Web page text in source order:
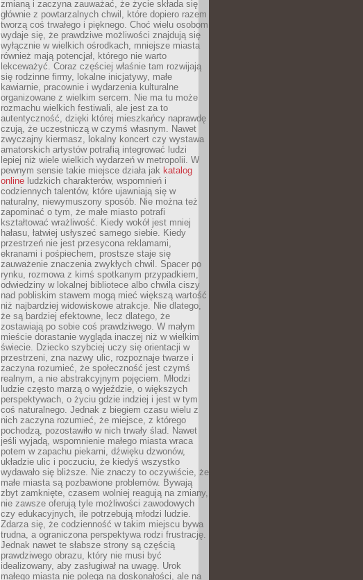
zmianą i zaczyna zauważać, że życie składa się
głównie z powtarzalnych chwil, które dopiero razem
tworzą coś trwałego i pięknego. Choć wielu osobom
wydaje się, że prawdziwe możliwości znajdują się
wyłącznie w wielkich ośrodkach, mniejsze miasta
również mają potencjał, którego nie warto
lekceważyć. Coraz częściej właśnie tam rozwijają
się rodzinne firmy, lokalne inicjatywy, małe
kawiarnie, pracownie i wydarzenia kulturalne
organizowane z wielkim sercem. Nie ma tu może
rozmachu wielkich festiwali, ale jest za to
autentyczność, dzięki której mieszkańcy naprawdę
czują, że uczestniczą w czymś własnym. Nawet
zwyczajny kiermasz, lokalny koncert czy wystawa
amatorskich artystów potrafią integrować ludzi
lepiej niż wiele wielkich wydarzeń w metropolii. W
pewnym sensie takie miejsce działa jak katalog
online ludzkich charakterów, wspomnień i
codziennych talentów, które ujawniają się w
naturalny, niewymuszony sposób. Nie można też
zapominać o tym, że małe miasto potrafi
kształtować wrażliwość. Kiedy wokół jest mniej
hałasu, łatwiej usłyszeć samego siebie. Kiedy
przestrzeń nie jest przesycona reklamami,
ekranami i pośpiechem, prostsze staje się
zauważenie znaczenia zwykłych chwil. Spacer po
rynku, rozmowa z kimś spotkanym przypadkiem,
odwiedziny w lokalnej bibliotece albo chwila ciszy
nad pobliskim stawem mogą mieć większą wartość
niż najbardziej widowiskowe atrakcje. Nie dlatego,
że są bardziej efektowne, lecz dlatego, że
zostawiają po sobie coś prawdziwego. W małym
mieście dorastanie wygląda inaczej niż w wielkim
świecie. Dziecko szybciej uczy się orientacji w
przestrzeni, zna nazwy ulic, rozpoznaje twarze i
zaczyna rozumieć, że społeczność jest czymś
realnym, a nie abstrakcyjnym pojęciem. Młodzi
ludzie często marzą o wyjeździe, o większych
perspektywach, o życiu gdzie indziej i jest w tym
coś naturalnego. Jednak z biegiem czasu wielu z
nich zaczyna rozumieć, że miejsce, z którego
pochodzą, pozostawiło w nich trwały ślad. Nawet
jeśli wyjadą, wspomnienie małego miasta wraca
potem w zapachu piekarni, dźwięku dzwonów,
układzie ulic i poczuciu, że kiedyś wszystko
wydawało się bliższe. Nie znaczy to oczywiście, że
małe miasta są pozbawione problemów. Bywają
zbyt zamknięte, czasem wolniej reagują na zmiany,
nie zawsze oferują tyle możliwości zawodowych
czy edukacyjnych, ile potrzebują młodzi ludzie.
Zdarza się, że codzienność w takim miejscu bywa
trudna, a ograniczona perspektywa rodzi frustrację.
Jednak nawet te słabsze strony są częścią
prawdziwego obrazu, który nie musi być
idealizowany, aby zasługiwał na uwagę. Urok
małego miasta nie polega na doskonałości, ale na